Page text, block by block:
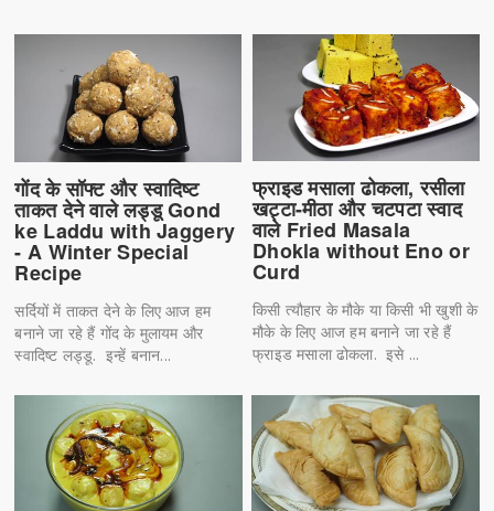
गोंद के सॉफ्ट और स्वादिष्ट
ताकत देने वाले लड्डू Gond
ke Laddu with Jaggery
- A Winter Special
Recipe
सर्दियों में ताकत देने के लिए आज हम
बनाने जा रहे हैं गोंद के मुलायम और
स्वादिष्ट लड्डू. इन्हें बनान...
फ्राइड मसाला ढोकला, रसीला
खट्टा-मीठा और चटपटा स्वाद
वाले Fried Masala
Dhokla without Eno or
Curd
किसी त्यौहार के मौके या किसी भी खुशी के
मौके के लिए आज हम बनाने जा रहे हैं
फ्राइड मसाला ढोकला. इसे ...